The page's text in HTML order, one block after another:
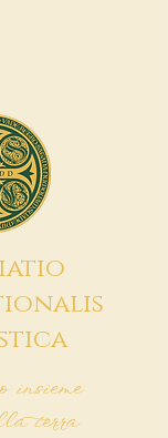
terra